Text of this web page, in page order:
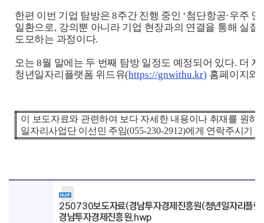
한편 이번 기업 탐방은8주간 진행 중인 ‘첨단항공·우주 인
일환으로, 강의뿐 아니라 기업 현장과의 연결을 통해 실질
도모하는 과정이다.
오는8월 말에는 두 번째 탐방 일정도 예정되어 있다. 더 자
청년일자리플랫폼 위드유(https://gnwithu.kr) 홈페이지와
이 보도자료와 관련하여 보다 자세한 내용이나 취재를 원하
일자리사업단 이선민 주임(055-230-2912)에게 연락주시기
250730보도자료(경남투자경제진흥원(청년일자리플
경남투자경제진흥원.hwp